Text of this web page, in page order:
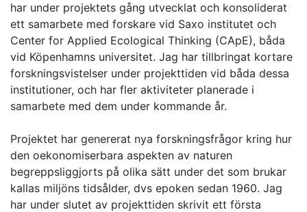
har under projektets gång utvecklat och konsoliderat
ett samarbete med forskare vid Saxo institutet och
Center for Applied Ecological Thinking (CApE), båda
vid Köpenhamns universitet. Jag har tillbringat kortare
forskningsvistelser under projekttiden vid båda dessa
institutioner, och har fler aktiviteter planerade i
samarbete med dem under kommande år.
Projektet har genererat nya forskningsfrågor kring hur
den oekonomiserbara aspekten av naturen
begreppsliggjorts på olika sätt under det som brukar
kallas miljöns tidsålder, dvs epoken sedan 1960. Jag
har under slutet av projekttiden skrivit ett första